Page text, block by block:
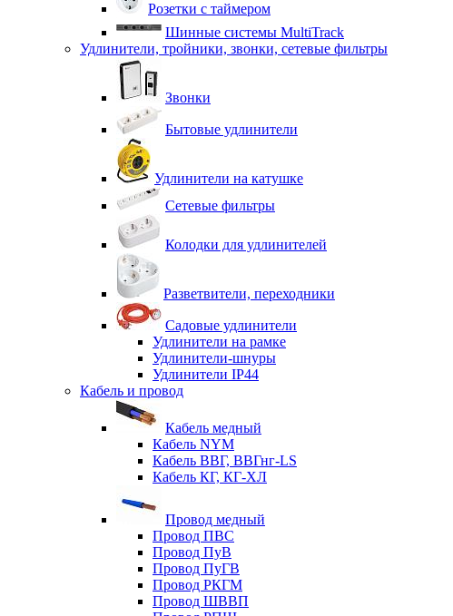
Розетки с таймером
Шинные системы MultiTrack
Удлинители, тройники, звонки, сетевые фильтры
Звонки
Бытовые удлинители
Удлинители на катушке
Сетевые фильтры
Колодки для удлинителей
Разветвители, переходники
Садовые удлинители
Удлинители на рамке
Удлинители-шнуры
Удлинители IP44
Кабель и провод
Кабель медный
Кабель NYM
Кабель ВВГ, ВВГнг-LS
Кабель КГ, КГ-ХЛ
Провод медный
Провод ПВС
Провод ПуВ
Провод ПуГВ
Провод РКГМ
Провод ШВВП